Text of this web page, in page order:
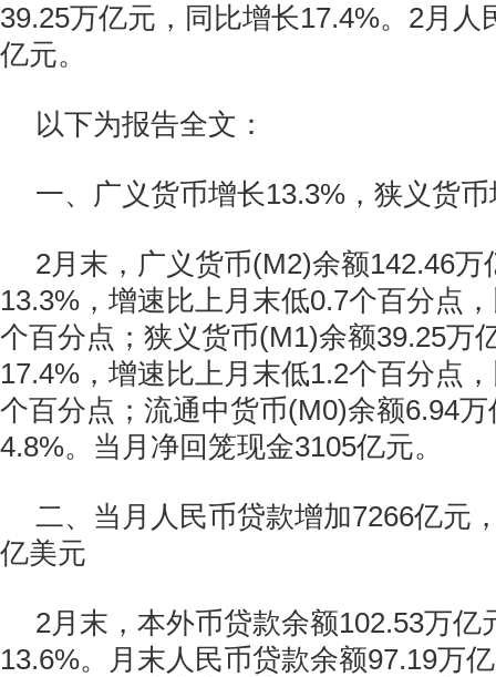
39.25万亿元，同比增长17.4%。2月人
亿元。
以下为报告全文：
一、广义货币增长13.3%，狭义货
2月末，广义货币(M2)余额142.46万
13.3%，增速比上月末低0.7个百分点
个百分点；狭义货币(M1)余额39.25万
17.4%，增速比上月末低1.2个百分点
个百分点；流通中货币(M0)余额6.94
4.8%。当月净回笼现金3105亿元。
二、当月人民币贷款增加7266亿元
亿美元
2月末，本外币贷款余额102.53万亿
13.6%。月末人民币贷款余额97.19万